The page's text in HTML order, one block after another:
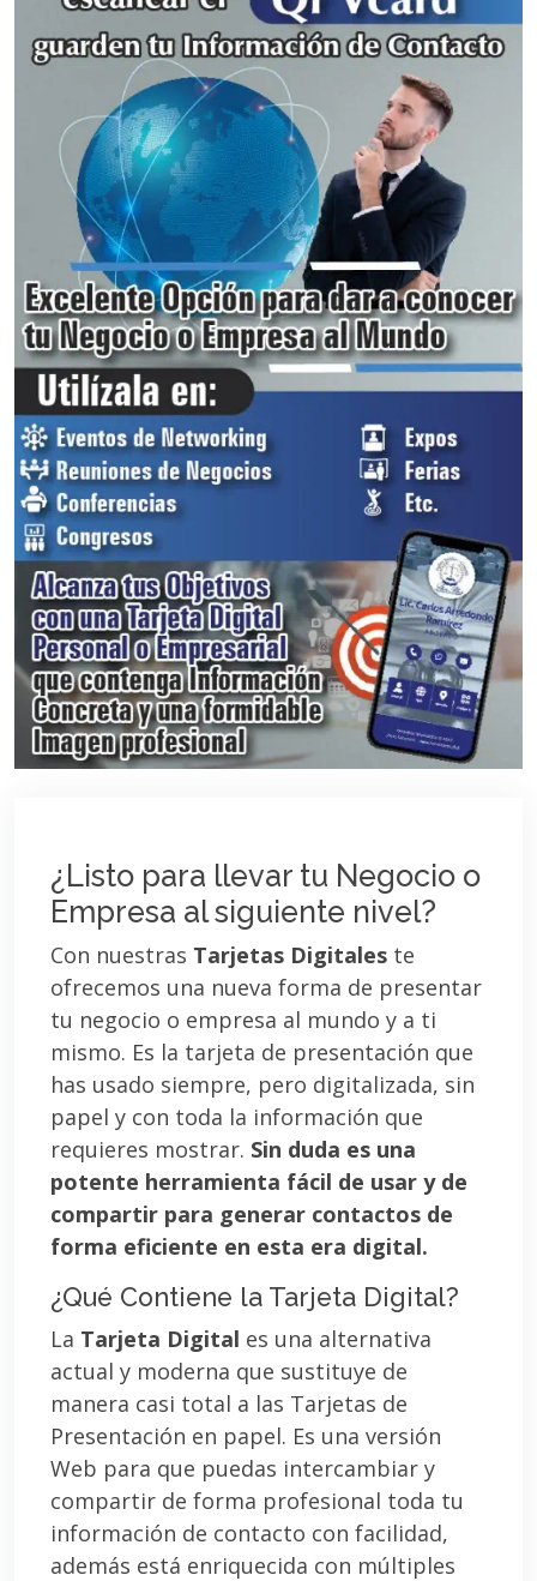
¿Listo para llevar tu Negocio o
Empresa al siguiente nivel?
Con nuestras Tarjetas Digitales te
ofrecemos una nueva forma de presentar
tu negocio o empresa al mundo y a ti
mismo. Es la tarjeta de presentación que
has usado siempre, pero digitalizada, sin
papel y con toda la información que
requieres mostrar. Sin duda es una
potente herramienta fácil de usar y de
compartir para generar contactos de
forma eficiente en esta era digital.
¿Qué Contiene la Tarjeta Digital?
La Tarjeta Digital es una alternativa
actual y moderna que sustituye de
manera casi total a las Tarjetas de
Presentación en papel. Es una versión
Web para que puedas intercambiar y
compartir de forma profesional toda tu
información de contacto con facilidad,
además está enriquecida con múltiples